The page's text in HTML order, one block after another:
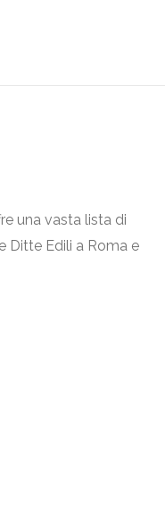
una vasta lista di
Ditte Edili a Roma e